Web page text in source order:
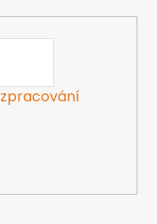
zpracování